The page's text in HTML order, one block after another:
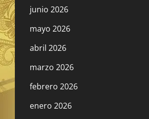
junio 2026
mayo 2026
abril 2026
marzo 2026
febrero 2026
enero 2026